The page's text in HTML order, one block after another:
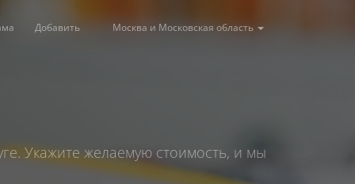
Москва и Московская область
Добавить
Укажите желаемую стоимость, и мы